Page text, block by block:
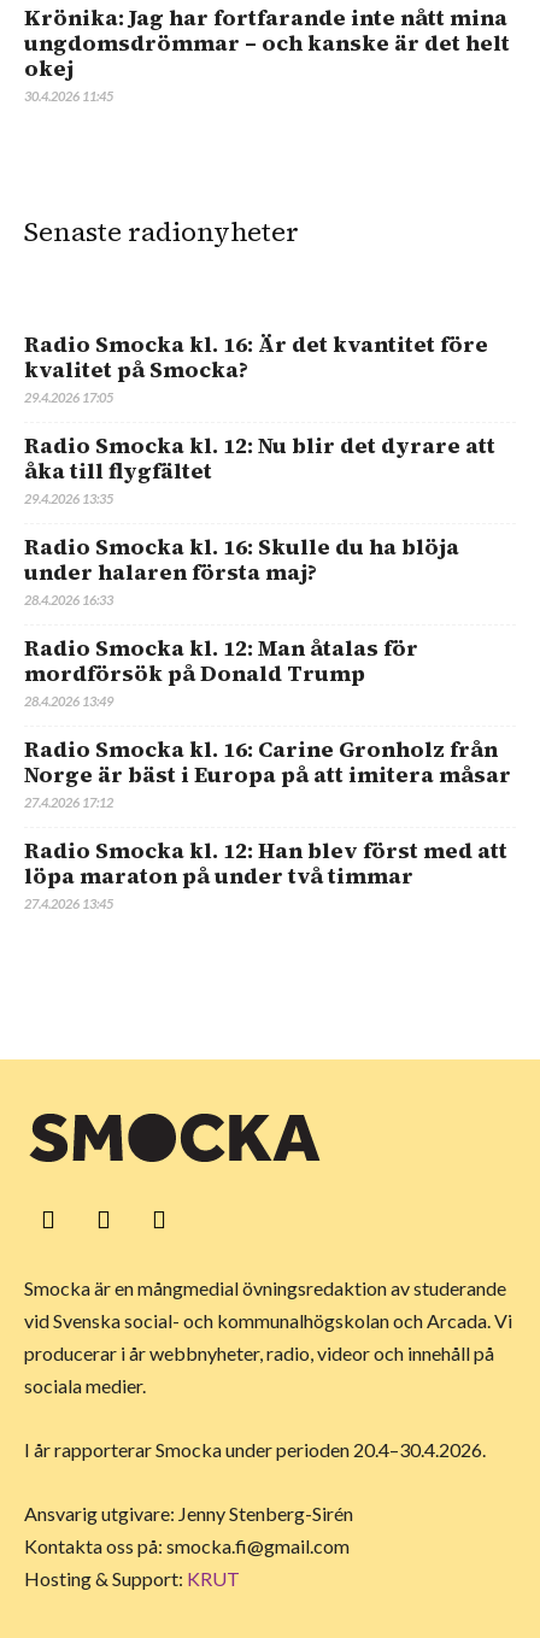
Krönika: Jag har fortfarande inte nått mina
ungdomsdrömmar – och kanske är det helt
okej
30.4.2026 11:45
Senaste radionyheter
Radio Smocka kl. 16: Är det kvantitet före
kvalitet på Smocka?
29.4.2026 17:05
Radio Smocka kl. 12: Nu blir det dyrare att
åka till flygfältet
29.4.2026 13:35
Radio Smocka kl. 16: Skulle du ha blöja
under halaren första maj?
28.4.2026 16:33
Radio Smocka kl. 12: Man åtalas för
mordförsök på Donald Trump
28.4.2026 13:49
Radio Smocka kl. 16: Carine Gronholz från
Norge är bäst i Europa på att imitera måsar
27.4.2026 17:12
Radio Smocka kl. 12: Han blev först med att
löpa maraton på under två timmar
27.4.2026 13:45
Smocka är en mångmedial övningsredaktion av studerande
vid Svenska social- och kommunalhögskolan och Arcada. Vi
producerar i år webbnyheter, radio, videor och innehåll på
sociala medier.
I år rapporterar Smocka under perioden 20.4–30.4.2026.
Ansvarig utgivare: Jenny Stenberg-Sirén
Kontakta oss på: smocka.fi@gmail.com
Hosting & Support: KRUT